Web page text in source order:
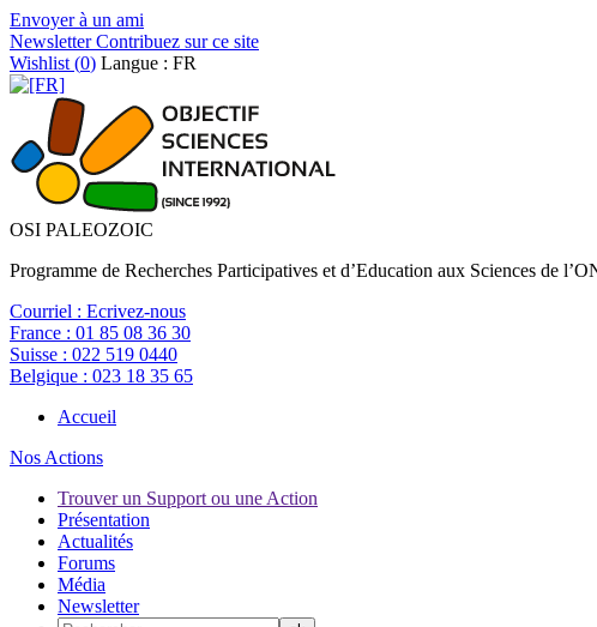
Envoyer à un ami
NewsletterContribuez sur ce site
Wishlist (0) Langue : FR
OSI PALEOZOIC
Programme de Recherches Participatives et d’Education aux Sciences de
Courriel : Ecrivez-nous
France : 01 85 08 36 30
Suisse : 022 519 0440
Belgique : 023 18 35 65
Accueil
Nos Actions
Trouver un Support ou une Action
Présentation
Actualités
Forums
Média
Newsletter